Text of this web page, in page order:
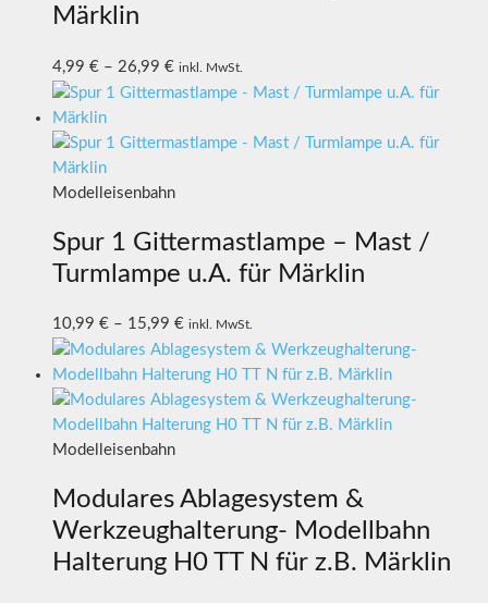
Märklin
4,99 € – 26,99 € inkl. MwSt.
Modelleisenbahn
Spur 1 Gittermastlampe – Mast /
Turmlampe u.A. für Märklin
10,99 € – 15,99 € inkl. MwSt.
Modelleisenbahn
Modulares Ablagesystem &
Werkzeughalterung- Modellbahn
Halterung H0 TT N für z.B. Märklin